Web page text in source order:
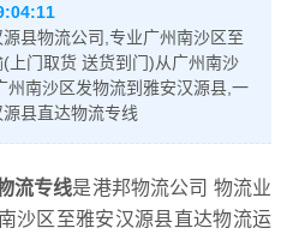
县物流公司,专业广州南沙区至
上门取货 送货到门)从广州南沙
州南沙区发物流到雅安汉源县,一
县直达物流专线
流专线是港邦物流公司 物流业
沙区至雅安汉源县直达物流运